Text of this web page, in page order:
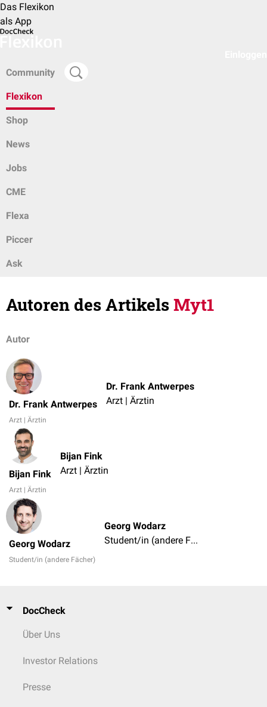
Das Flexikon
als App
Community
Flexikon
Shop
News
Jobs
CME
Flexa
Piccer
Ask
Autoren des ArtikelsMyt1
Autor
Dr. Frank Antwerpes
Arzt | Ärztin
Dr. Frank Antwerpes
Arzt | Ärztin
Bijan Fink
Arzt | Ärztin
Bijan Fink
Arzt | Ärztin
Georg Wodarz
Student/in (andere Fächer)
Georg Wodarz
Student/in (andere Fächer)
DocCheck
Über Uns
Investor Relations
Presse